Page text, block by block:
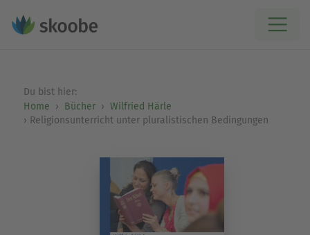
Du bist hier:
Home
Bücher
Wilfried Härle
Religionsunterricht unter pluralistischen Bedingungen